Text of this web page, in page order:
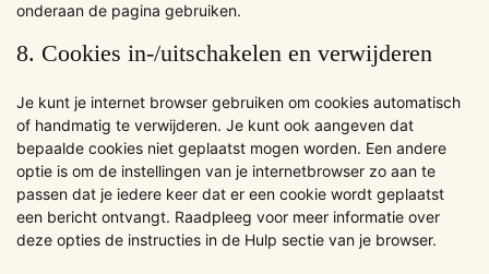
onderaan de pagina gebruiken.
8. Cookies in-/uitschakelen en verwijderen
Je kunt je internet browser gebruiken om cookies automatisch
of handmatig te verwijderen. Je kunt ook aangeven dat
bepaalde cookies niet geplaatst mogen worden. Een andere
optie is om de instellingen van je internetbrowser zo aan te
passen dat je iedere keer dat er een cookie wordt geplaatst
een bericht ontvangt. Raadpleeg voor meer informatie over
deze opties de instructies in de Hulp sectie van je browser.